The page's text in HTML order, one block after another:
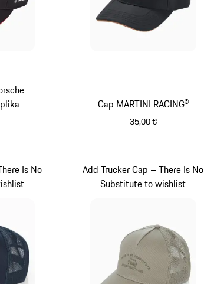
Cap MARTINI RACING®
35,00 €
Is No
Add Trucker Cap – There Is No
Substitute to wishlist